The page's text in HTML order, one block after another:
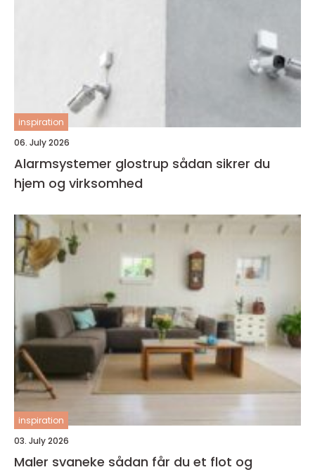
inspiration
06. July 2026
Alarmsystemer glostrup sådan sikrer du
hjem og virksomhed
inspiration
03. July 2026
Maler svaneke sådan får du et flot og